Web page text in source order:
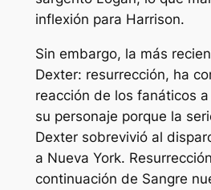
inflexión para Harrison.
Sin embargo, la más
Dexter: resurrección, ha
reacción de los fanáticos
su personaje porque la
Dexter sobrevivió al
a Nueva York. Resurrección
continuación de Sangre